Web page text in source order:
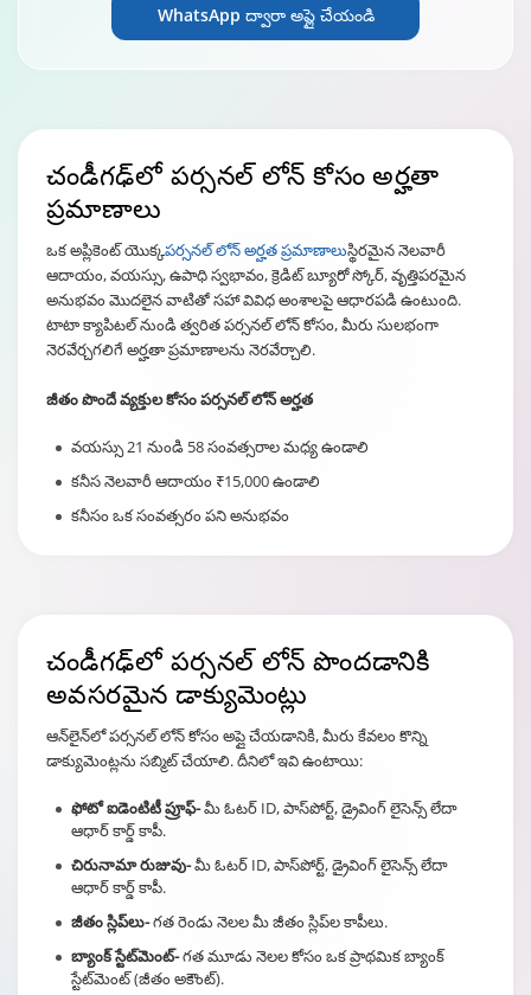
WhatsApp ద్వారా అప్లై చేయండి
చండీగఢ్‌లో పర్సనల్ లోన్ కోసం అర్హతా
ప్రమాణాలు
ఒక అప్లికెంట్ యొక్కపర్సనల్ లోన్ అర్హత ప్రమాణాలుస్థిరమైన నెలవారీ
ఆదాయం, వయస్సు, ఉపాధి స్వభావం, క్రెడిట్ బ్యూరో స్కోర్, వృత్తిపరమైన
అనుభవం మొదలైన వాటితో సహా వివిధ అంశాలపై ఆధారపడి ఉంటుంది.
టాటా క్యాపిటల్ నుండి త్వరిత పర్సనల్ లోన్ కోసం, మీరు సులభంగా
నెరవేర్చగలిగే అర్హతా ప్రమాణాలను నెరవేర్చాలి.
జీతం పొందే వ్యక్తుల కోసం పర్సనల్ లోన్ అర్హత
వయస్సు 21 నుండి 58 సంవత్సరాల మధ్య ఉండాలి
కనీస నెలవారీ ఆదాయం ₹15,000 ఉండాలి
కనీసం ఒక సంవత్సరం పని అనుభవం
చండీగఢ్‌లో పర్సనల్ లోన్ పొందడానికి
అవసరమైన డాక్యుమెంట్లు
ఆన్‌లైన్‌లో పర్సనల్ లోన్ కోసం అప్లై చేయడానికి, మీరు కేవలం కొన్ని
డాక్యుమెంట్లను సబ్మిట్ చేయాలి. దీనిలో ఇవి ఉంటాయి:
ఫోటో ఐడెంటిటీ ప్రూఫ్-మీ ఓటర్ ID, పాస్‌పోర్ట్, డ్రైవింగ్ లైసెన్స్ లేదా
ఆధార్ కార్డ్ కాపీ.
చిరునామా రుజువు-మీ ఓటర్ ID, పాస్‌పోర్ట్, డ్రైవింగ్ లైసెన్స్ లేదా
ఆధార్ కార్డ్ కాపీ.
జీతం స్లిప్‌లు-గత రెండు నెలల మీ జీతం స్లిప్‌ల కాపీలు.
బ్యాంక్ స్టేట్‌మెంట్-గత మూడు నెలల కోసం ఒక ప్రాథమిక బ్యాంక్
స్టేట్‌మెంట్ (జీతం అకౌంట్).